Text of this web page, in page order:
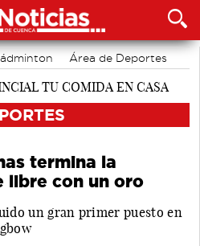
Área de Deportes
termina la
libre con un oro
un gran primer puesto en